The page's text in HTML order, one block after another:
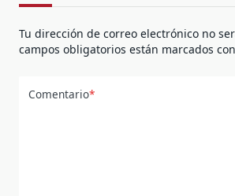
Tu dirección de correo electrónico no
campos obligatorios están marcados con
Comentario*